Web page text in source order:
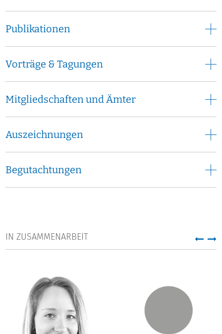
Publikationen
Vorträge & Tagungen
Mitgliedschaften und Ämter
Auszeichnungen
Begutachtungen
IN ZUSAMMENARBEIT